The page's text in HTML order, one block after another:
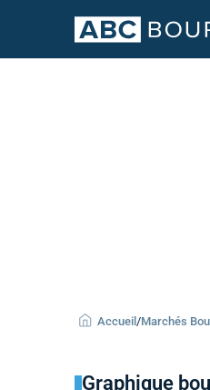
Accueil /Marchés
Graphique